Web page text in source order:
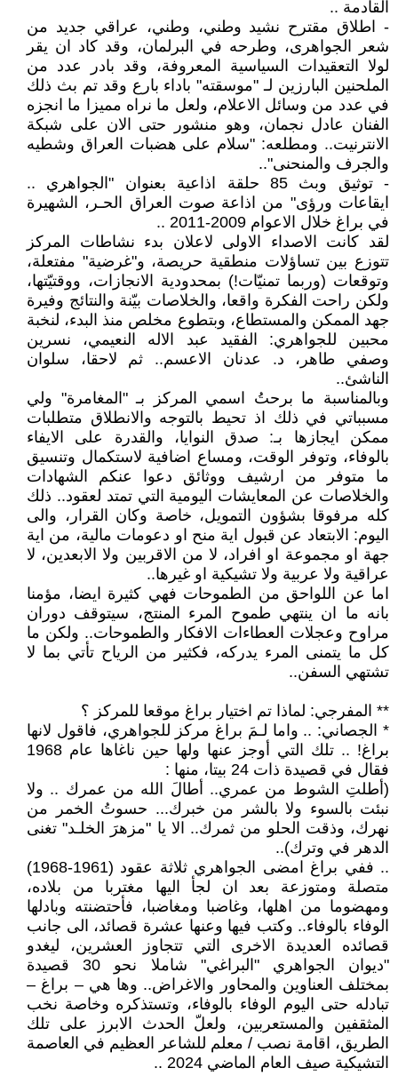
القادمة ..
- اطلاق مقترح نشيد وطني، وطني، عراقي جديد من
شعر الجواهرى، وطرحه في البرلمان، وقد كاد ان يقر
لولا التعقيدات السياسية المعروفة، وقد بادر عدد من
الملحنين البارزين لـ "موسقته" باداء بارع وقد تم بث ذلك
في عدد من وسائل الاعلام، ولعل ما نراه مميزا ما انجزه
الفنان عادل نجمان، وهو منشور حتى الان على شبكة
الانترنيت.. ومطلعه: "سلام على هضبات العراق وشطيه
والجرف والمنحنى"..
- توثيق وبث 85 حلقة اذاعية بعنوان "الجواهري ..
ايقاعات ورؤى" من اذاعة صوت العراق الحـر، الشهيرة
في براغ خلال الاعوام 2009-2011 ..
لقد كانت الاصداء الاولى لاعلان بدء نشاطات المركز
تتوزع بين تساؤلات منطقية حريصة، و"غرضية" مفتعلة،
وتوقعات (وربما تمنيّات!) بمحدودية الانجازات، ووقتيّتها،
ولكن راحت الفكرة واقعا، والخلاصات بيّنة والنتائج وفيرة
جهد الممكن والمستطاع، وبتطوع مخلص منذ البدء، لنخبة
محبين للجواهري: الفقيد عبد الاله النعيمي، نسرين
وصفي طاهر، د. عدنان الاعسم.. ثم لاحقا، سلوان
الناشئ..
وبالمناسبة ما برحتُ اسمي المركز بـ "المغامرة" ولي
مسبباتي في ذلك اذ تحيط بالتوجه والانطلاق متطلبات
ممكن ايجازها بـ: صدق النوايا، والقدرة على الايفاء
بالوفاء، وتوفر الوقت، ومساع اضافية لاستكمال وتنسيق
ما متوفر من ارشيف ووثائق دعوا عنكم الشهادات
والخلاصات عن المعايشات اليومية التي تمتد لعقود.. ذلك
كله مرفوقا بشؤون التمويل، خاصة وكان القرار، والى
اليوم: الابتعاد عن قبول اية منح او دعومات مالية، من اية
جهة او مجموعة او افراد، لا من الاقربين ولا الابعدين، لا
عراقية ولا عربية ولا تشيكية او غيرها..
اما عن اللواحق من الطموحات فهي كثيرة ايضا، مؤمنا
بانه ما ان ينتهي طموح المرء المنتج، سيتوقف دوران
مراوح وعجلات العطاءات الافكار والطموحات.. ولكن ما
كل ما يتمنى المرء يدركه، فكثير من الرياح تأتي بما لا
تشتهي السفن..
** المفرجي: لماذا تم اختيار براغ موقعا للمركز ؟
* الجصاني: .. واما لـمَ براغ مركز للجواهري، فاقول لانها
براغ! .. تلك التي أوجز عنها ولها حين ناغاها عام 1968
فقال في قصيدة ذات 24 بيتا، منها :
(أطلتِ الشوط من عمري.. أطالَ الله من عمرك .. ولا
نبئت بالسوء ولا بالشر من خبرك... حسوتُ الخمر من
نهرك، وذقت الحلو من ثمرك.. الا يا "مزهرَ الخلـد" تغنى
الدهر في وترك)..
.. ففي براغ امضى الجواهري ثلاثة عقود (1961-1968)
متصلة ومتوزعة بعد ان لجأ اليها مغتربا من بلاده،
ومهضوما من اهلها، وغاضبا ومغاضبا، فأحتضنته وبادلها
الوفاء بالوفاء.. وكتب فيها وعنها عشرة قصائد، الى جانب
قصائده العديدة الاخرى التي تتجاوز العشرين، ليغدو
"ديوان الجواهري "البراغي" شاملا نحو 30 قصيدة
بمختلف العناوين والمحاور والاغراض.. وها هي – براغ –
تبادله حتى اليوم الوفاء بالوفاء، وتستذكره وخاصة نخب
المثقفين والمستعربين، ولعلّ الحدث الابرز على تلك
الطريق، اقامة نصب / معلم للشاعر العظيم في العاصمة
التشيكية صيف العام الماضي 2024 ..